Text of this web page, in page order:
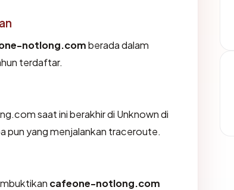
notlong.comberada dalam
terdaftar.
saat ini berakhir di Unknown di
pun yang menjalankan traceroute.
cafeone-notlong.com